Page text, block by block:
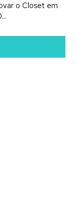
o Closet em